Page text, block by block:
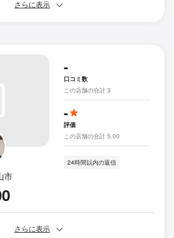
さらに表示
市
-
口コミ数
この店舗の合計 3
-
評価
この店舗の合計 5.00
24時間以内の返信
さらに表示